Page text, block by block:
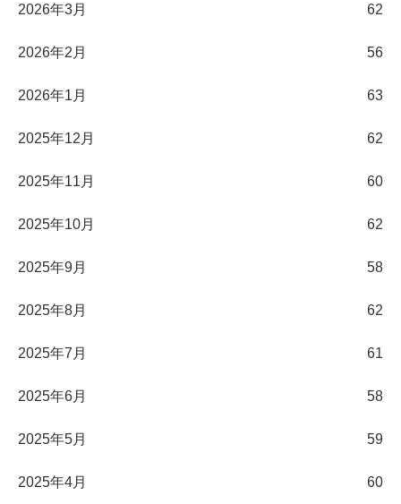
2026年3月 62
2026年2月 56
2026年1月 63
2025年12月 62
2025年11月 60
2025年10月 62
2025年9月 58
2025年8月 62
2025年7月 61
2025年6月 58
2025年5月 59
2025年4月 60